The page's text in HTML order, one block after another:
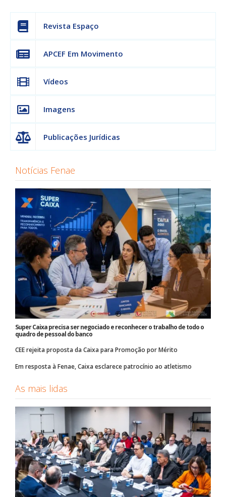
Revista Espaço
APCEF Em Movimento
Vídeos
Imagens
Publicações Jurídicas
Notícias Fenae
Super Caixa precisa ser negociado e reconhecer o trabalho de todo o
quadro de pessoal do banco
CEE rejeita proposta da Caixa para Promoção por Mérito
Em resposta à Fenae, Caixa esclarece patrocínio ao atletismo
As mais lidas